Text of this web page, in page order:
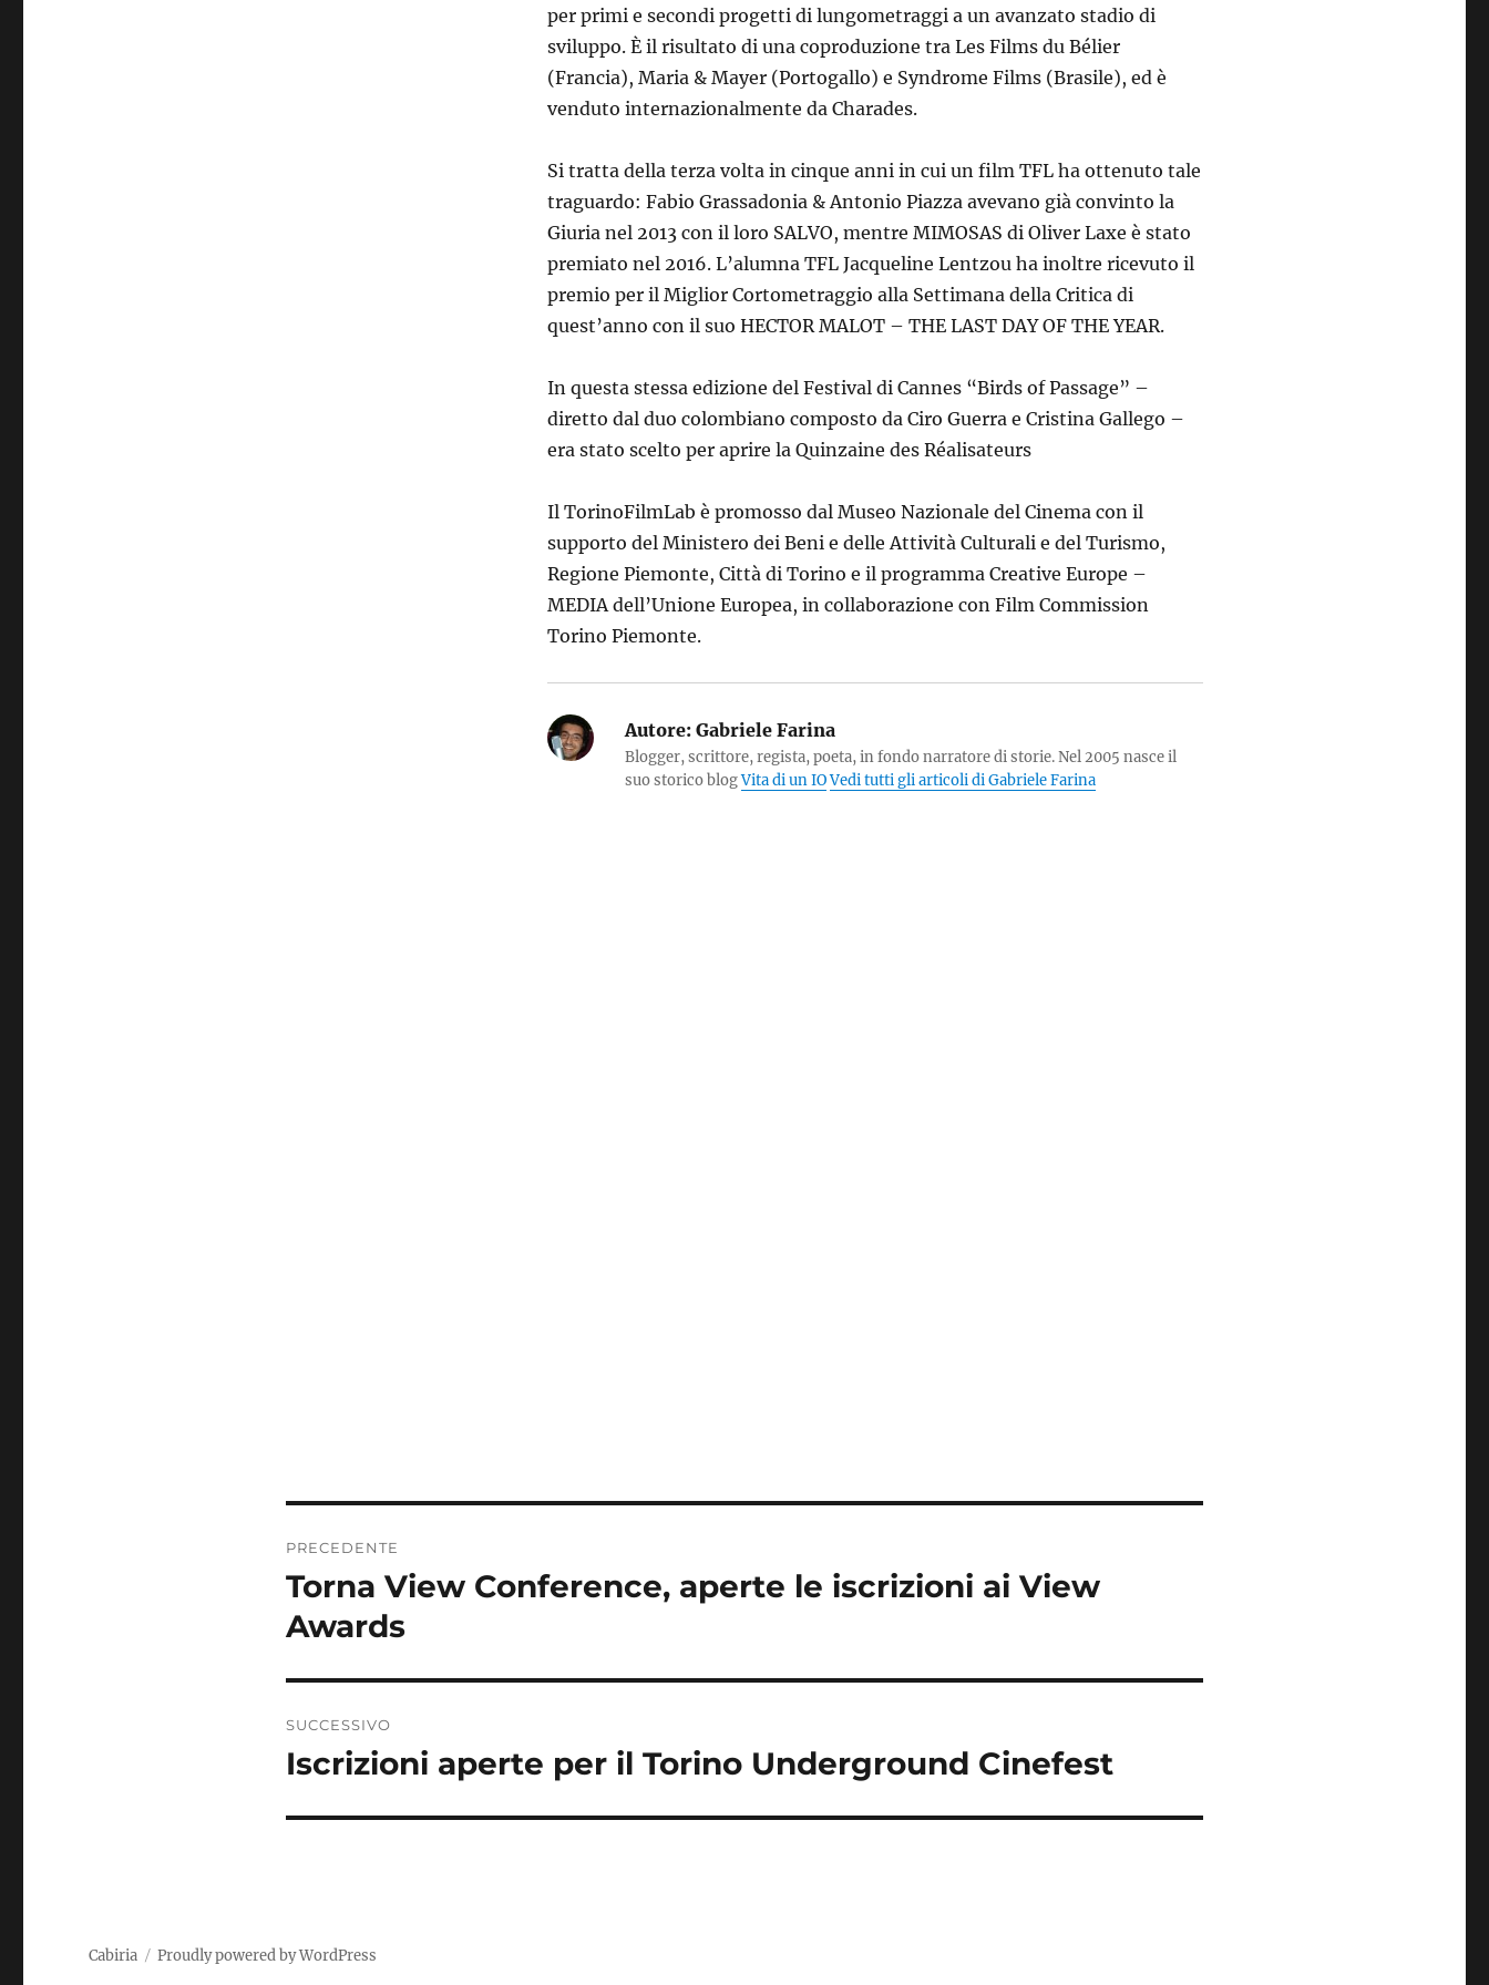
per primi e secondi progetti di lungometraggi a un avanzato stadio di
sviluppo. È il risultato di una coproduzione tra Les Films du Bélier
(Francia), Maria & Mayer (Portogallo) e Syndrome Films (Brasile), ed è
venduto internazionalmente da Charades.
Si tratta della terza volta in cinque anni in cui un film TFL ha ottenuto tale
traguardo: Fabio Grassadonia & Antonio Piazza avevano già convinto la
Giuria nel 2013 con il loro SALVO, mentre MIMOSAS di Oliver Laxe è stato
premiato nel 2016. L’alumna TFL Jacqueline Lentzou ha inoltre ricevuto il
premio per il Miglior Cortometraggio alla Settimana della Critica di
quest’anno con il suo HECTOR MALOT – THE LAST DAY OF THE YEAR.
In questa stessa edizione del Festival di Cannes “Birds of Passage” –
diretto dal duo colombiano composto da Ciro Guerra e Cristina Gallego –
era stato scelto per aprire la Quinzaine des Réalisateurs
Il TorinoFilmLab è promosso dal Museo Nazionale del Cinema con il
supporto del Ministero dei Beni e delle Attività Culturali e del Turismo,
Regione Piemonte, Città di Torino e il programma Creative Europe –
MEDIA dell’Unione Europea, in collaborazione con Film Commission
Torino Piemonte.
Autore: Gabriele Farina
Blogger, scrittore, regista, poeta, in fondo narratore di storie. Nel 2005 nasce il
suo storico blogVita di un IO Vedi tutti gli articoli di Gabriele Farina
articoli
PRECEDENTE
Articolo
precedente:
Torna View Conference, aperte le iscrizioni ai View
Awards
SUCCESSIVO
Articolo
Iscrizioni aperte per il Torino Underground Cinefest
Cabiria Proudly powered by WordPress